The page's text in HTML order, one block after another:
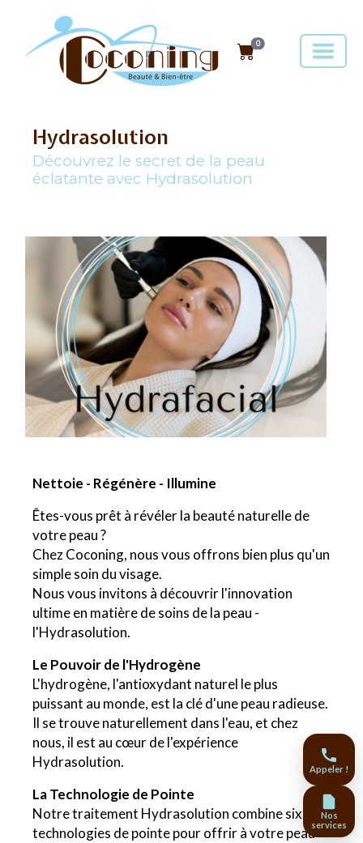
0
Hydrasolution
Découvrez le secret de la peau
éclatante avec Hydrasolution
Nettoie - Régénère - Illumine
Êtes-vous prêt à révéler la beauté naturelle de
votre peau ?
Chez Coconing, nous vous offrons bien plus qu'un
simple soin du visage.
Nous vous invitons à découvrir l'innovation
ultime en matière de soins de la peau -
l'Hydrasolution.
Le Pouvoir de l'Hydrogène
L'hydrogène, l'antioxydant naturel le plus
puissant au monde, est la clé d'une peau radieuse.
Il se trouve naturellement dans l'eau, et chez
nous, il est au cœur de l'expérience
Hydrasolution.
La Technologie de Pointe
Notre traitement Hydrasolution combine six
technologies de pointe pour offrir à votre peau
Appeler !
Nos
services